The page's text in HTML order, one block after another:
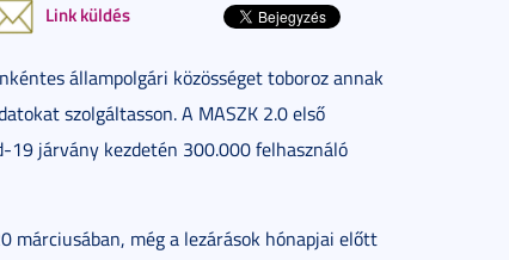
Link küldés
állampolgári közösséget toboroz annak
szolgáltasson. A MASZK 2.0 első
19 járvány kezdetén 300.000 felhasználó
márciusában, még a lezárások hónapjai előtt